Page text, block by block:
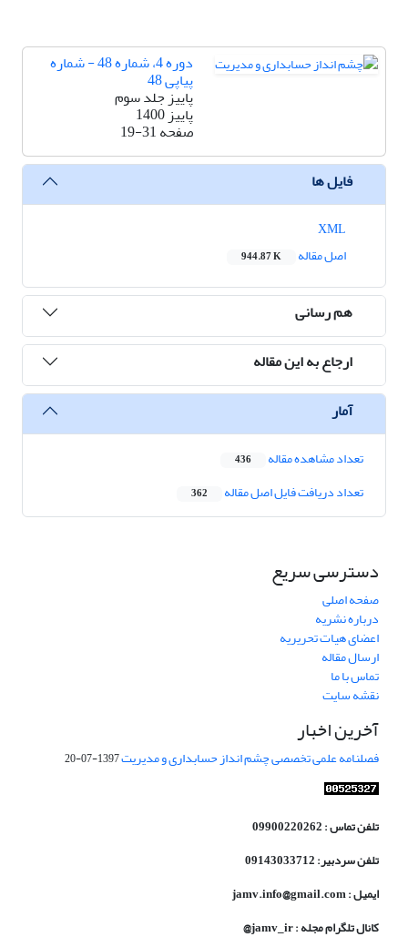
دوره 4، شماره 48 - شماره
پیاپی 48
پاییز جلد سوم
پاییز 1400
صفحه19-31
فایل ها
اصل مقاله
944.87 K
هم رسانی
ارجاع به این مقاله
آمار
تعداد مشاهده مقاله 436
تعداد دریافت فایل اصل مقاله 362
دسترسی سریع
صفحه اصلی
درباره نشریه
اعضای هیات تحریریه
ارسال مقاله
تماس با ما
نقشه سایت
آخرین اخبار
فصلنامه علمی تخصصی چشم انداز حسابداری و مدیریت1397-07-20
تلفن تماس : 09900220262
تلفن سردبیر: 09143033712
ایمیل : jamv.info@gmail.com
کانال تلگرام مجله : jamv_ir@